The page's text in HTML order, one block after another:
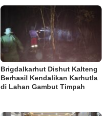
Brigdalkarhut Dishut Kalteng
Berhasil Kendalikan Karhutla
di Lahan Gambut Timpah